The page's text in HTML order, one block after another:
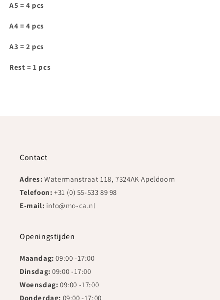
A5 = 4 pcs
A4 = 4 pcs
A3 = 2 pcs
Rest = 1 pcs
Contact
Adres:Watermanstraat 118, 7324AK Apeldoorn
Telefoon: +31 (0) 55-533 89 98
E-mail: info@mo-ca.nl
Openingstijden
Maandag: 09:00 -17:00
Dinsdag:09:00 -17:00
Woensdag: 09:00 -17:00
Donderdag: 09:00 -17:00